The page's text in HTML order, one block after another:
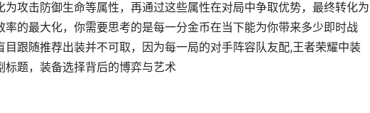
攻击防御生命等属性，再通过这些属性在对局中争取优势，最终转化为
的最大化，你需要思考的是每一分金币在当下能为你带来多少即时战
跟随推荐出装并不可取，因为每一局的对手阵容队友配,王者荣耀中装
题，装备选择背后的博弈与艺术